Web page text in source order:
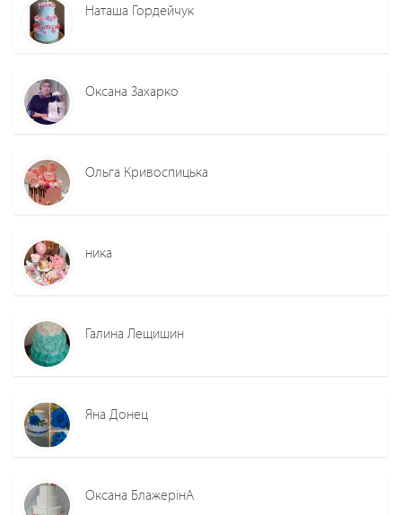
Наташа Гордейчук
Оксана Захарко
Ольга Кривоспицька
ника
Галина Лещишин
Яна Донец
Оксана БлажерінА